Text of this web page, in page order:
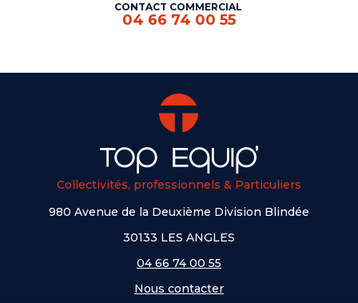
CONTACT COMMERCIAL
04 66 74 00 55
Collectivités, professionnels & Particuliers
980 Avenue de la Deuxième Division Blindée
30133 LES ANGLES
04 66 74 00 55
Nous contacter